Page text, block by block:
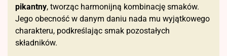
pikantny, tworząc harmonijną kombinację smaków.
Jego obecność w danym daniu nada mu wyjątkowego
charakteru, podkreślając smak pozostałych
składników.